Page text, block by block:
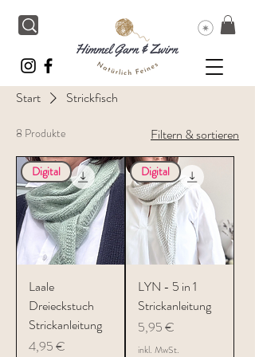
Start Strickfisch
8 Produkte Filtern & sortieren
Digital
Laale
Dreieckstuch
Strickanleitung
Preis
4,95 €
Digital
LYN - 5 in 1
Strickanleitung
Preis
5,95 €
inkl. MwSt.